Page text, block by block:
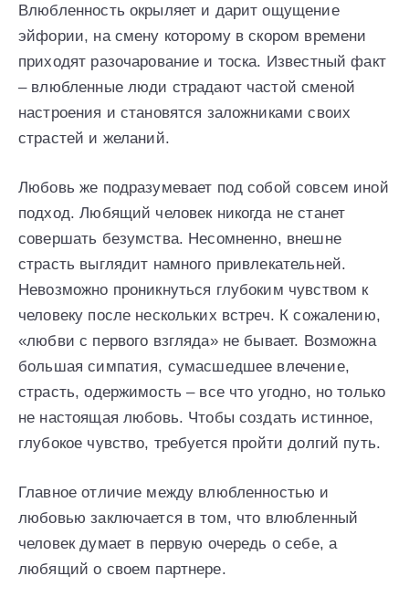
Влюбленность окрыляет и дарит ощущение
эйфории, на смену которому в скором времени
приходят разочарование и тоска. Известный факт
– влюбленные люди страдают частой сменой
настроения и становятся заложниками своих
страстей и желаний.
Любовь же подразумевает под собой совсем иной
подход. Любящий человек никогда не станет
совершать безумства. Несомненно, внешне
страсть выглядит намного привлекательней.
Невозможно проникнуться глубоким чувством к
человеку после нескольких встреч. К сожалению,
«любви с первого взгляда» не бывает. Возможна
большая симпатия, сумасшедшее влечение,
страсть, одержимость – все что угодно, но только
не настоящая любовь. Чтобы создать истинное,
глубокое чувство, требуется пройти долгий путь.
Главное отличие между влюбленностью и
любовью заключается в том, что влюбленный
человек думает в первую очередь о себе, а
любящий о своем партнере.